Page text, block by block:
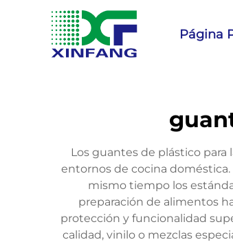
Página
Los guantes de plástico
entornos de cocina
mismo tiempo los
preparación de alimentos
protección y funcionalidad
calidad, vinilo o mezclas